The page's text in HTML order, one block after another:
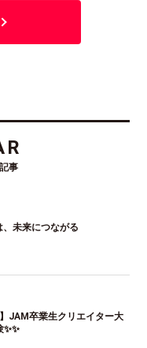
事
、未来につながる
JAM卒業生クリエイター大